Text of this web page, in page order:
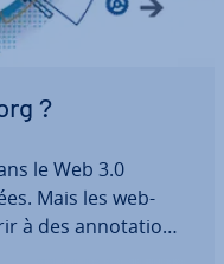
?
le Web 3.0
Mais les web­
à des an­no­ta­tions